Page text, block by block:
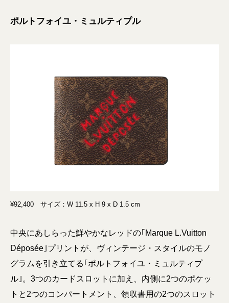
ポルトフォイユ・ミュルティプル
¥92,400 サイズ：W 11.5 x H 9 x D 1.5 cm
中央にあしらった鮮やかなレッドの｢Marque L.Vuitton
Déposée｣プリントが、ヴィンテージ・スタイルのモノ
グラムを引き立てる｢ポルトフォイユ・ミュルティプ
ル｣。3つのカードスロットに加え、内側に2つのポケッ
トと2つのコンパートメント、領収書用の2つのスロット